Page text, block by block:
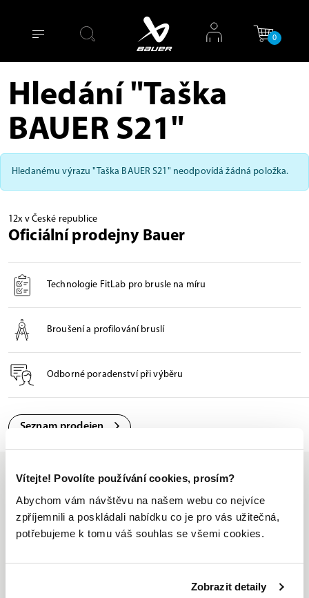
Vítejte! Povolíte používání cookies, prosím?
Abychom vám návštěvu na našem webu co nejvíce
zpříjemnili a poskládali nabídku co je pro vás užitečná,
potřebujeme k tomu váš souhlas se všemi cookies.
Zobrazit detaily
0
Hledání "Taška
BAUER S21"
Hledanému výrazu "Taška BAUER S21" neodpovídá žádná položka.
12x v České republice
Oficiální prodejny Bauer
Technologie FitLab pro brusle na míru
Broušení a profilování bruslí
Odborné poradenství při výběru
Seznam prodejen
Jsme jediný oficiální
distributor značky Bauer v ČR
Nabízíme nejširší sortiment